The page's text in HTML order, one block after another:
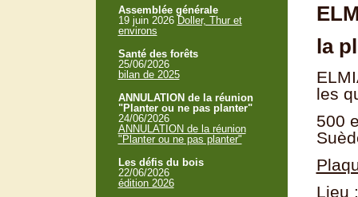
la
les
500
Lieu
Assemblée générale
19 juin 2026 Doller, Thur et
environs
Santé des forêts
25/06/2026
bilan de 2025
ANNULATION de la réunion
"Planter ou ne pas planter"
24/06/2026
ANNULATION de la réunion
"Planter ou ne pas planter"
Les défis du bois
22/06/2026
édition 2026